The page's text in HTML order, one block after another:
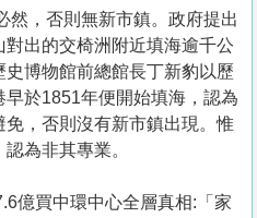
然，否則無新市鎮。政府提出
對出的交椅洲附近填海逾千公
博物館前總館長丁新豹以歷
於1851年便開始填海，認為
，否則沒有新市鎮出現。惟
為非其專業。
億買中環中心全層真相:「家